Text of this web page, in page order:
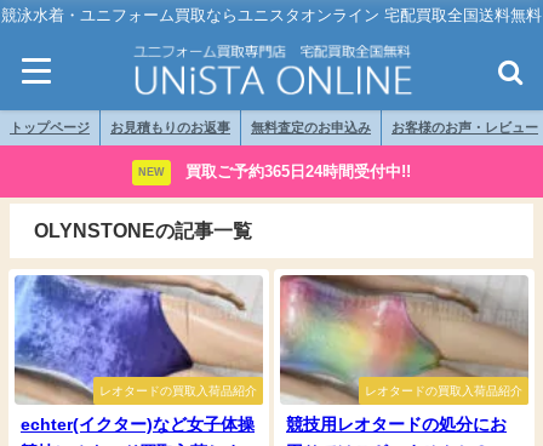
競泳水着・ユニフォーム買取ならユニスタオンライン 宅配買取全国送料無料
トップページ お見積もりのお返事 無料査定のお申込み お客様のお声・レビュー
NEW 買取ご予約365日24時間受付中!!
OLYNSTONEの記事一覧
レオタードの買取入荷品紹介
echter(イクター)など女子体操
レオタードの買取入荷品紹介
競技用レオタードの処分にお